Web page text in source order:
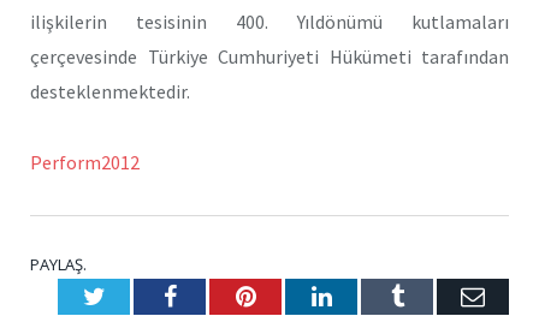
ilişkilerin tesisinin 400. Yıldönümü kutlamaları
çerçevesinde Türkiye Cumhuriyeti Hükümeti tarafından
desteklenmektedir.
Perform2012
PAYLAŞ.
TwitterFacebookPinterestLinkedInTumblr E-